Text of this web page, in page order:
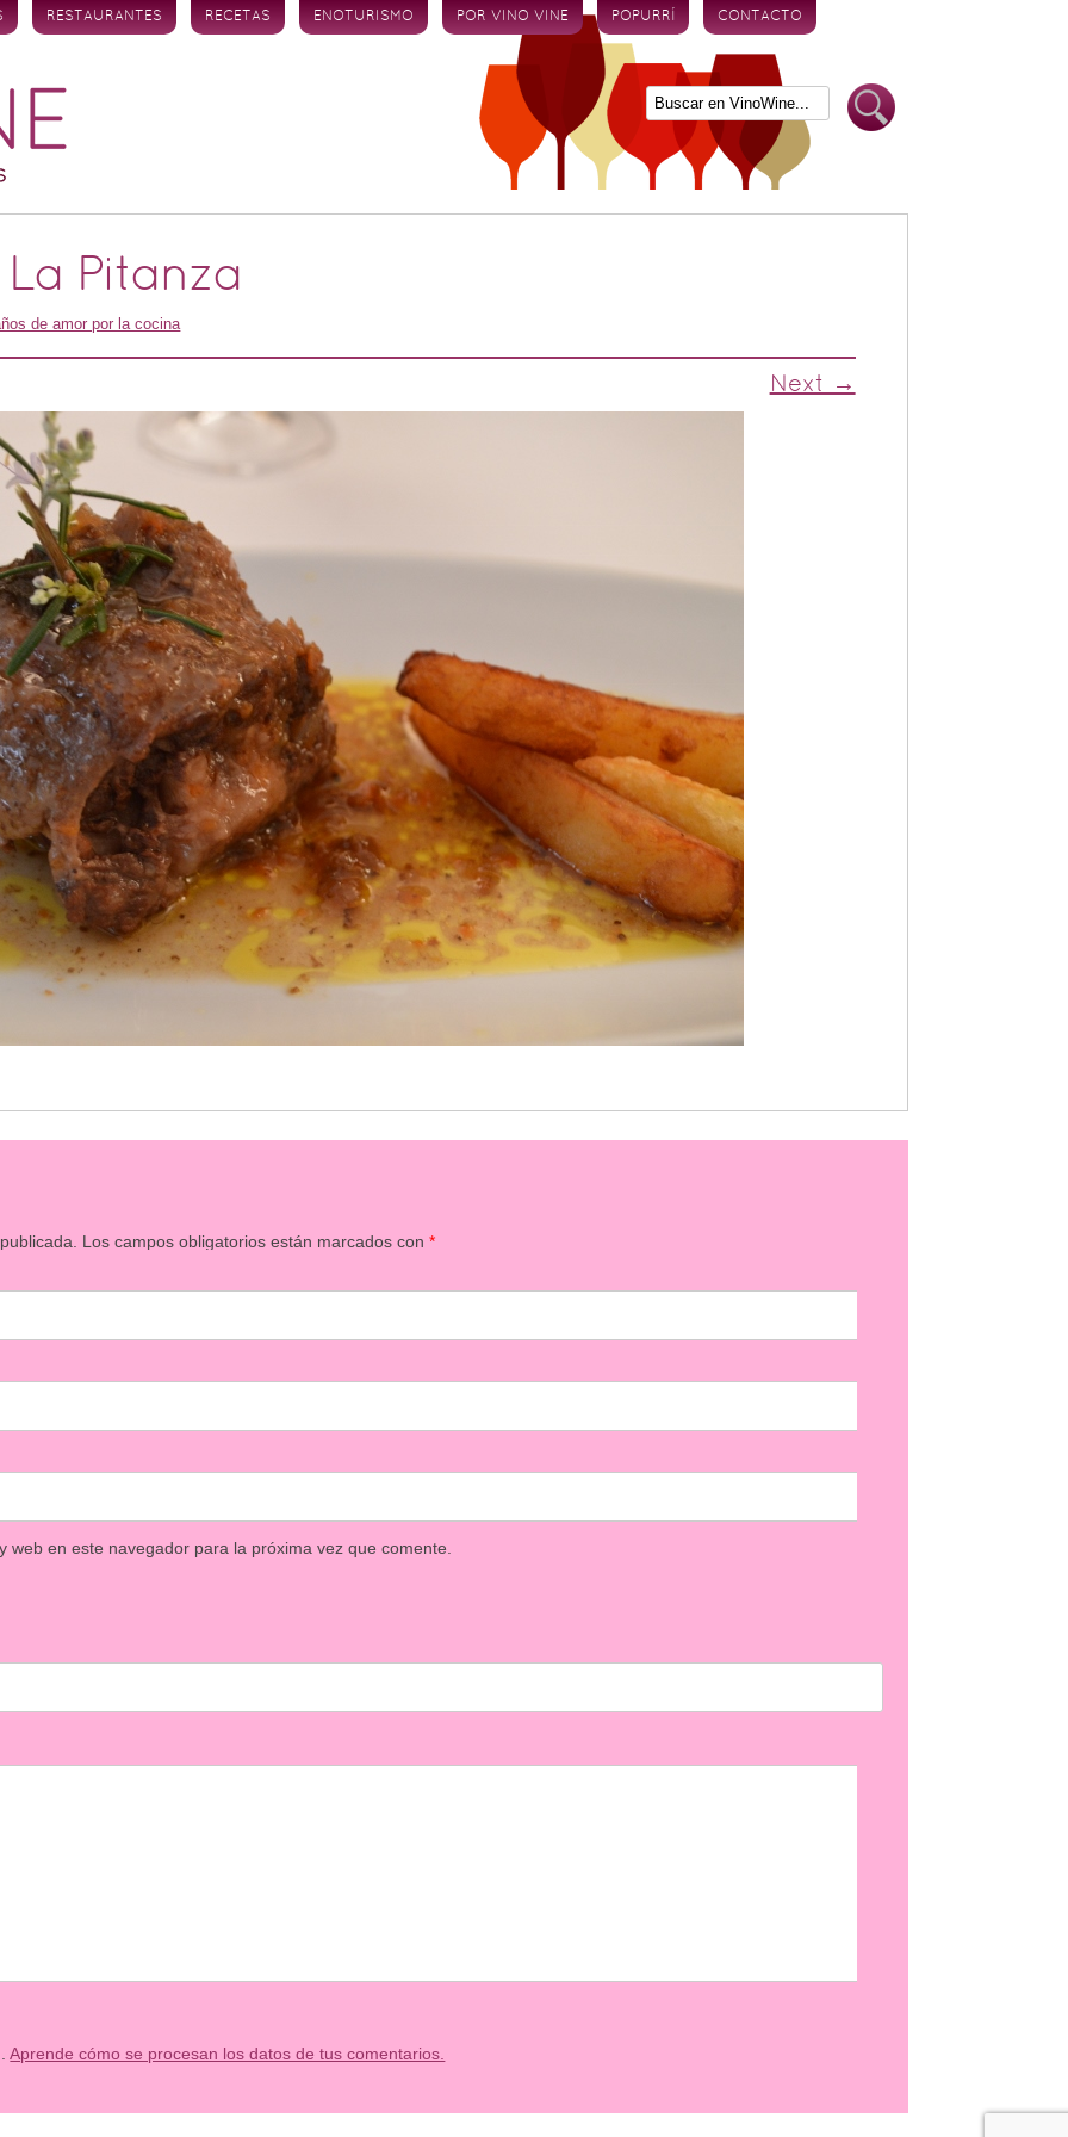
RESTAURANTES RECETAS ENOTURISMO POR VINO VINE POPURRÍ CONTACTO
Pitanza
de amor por la cocina
Next →
Los campos obligatorios están marcados con*
web en este navegador para la próxima vez que comente.
Aprende cómo se procesan los datos de tus comentarios.